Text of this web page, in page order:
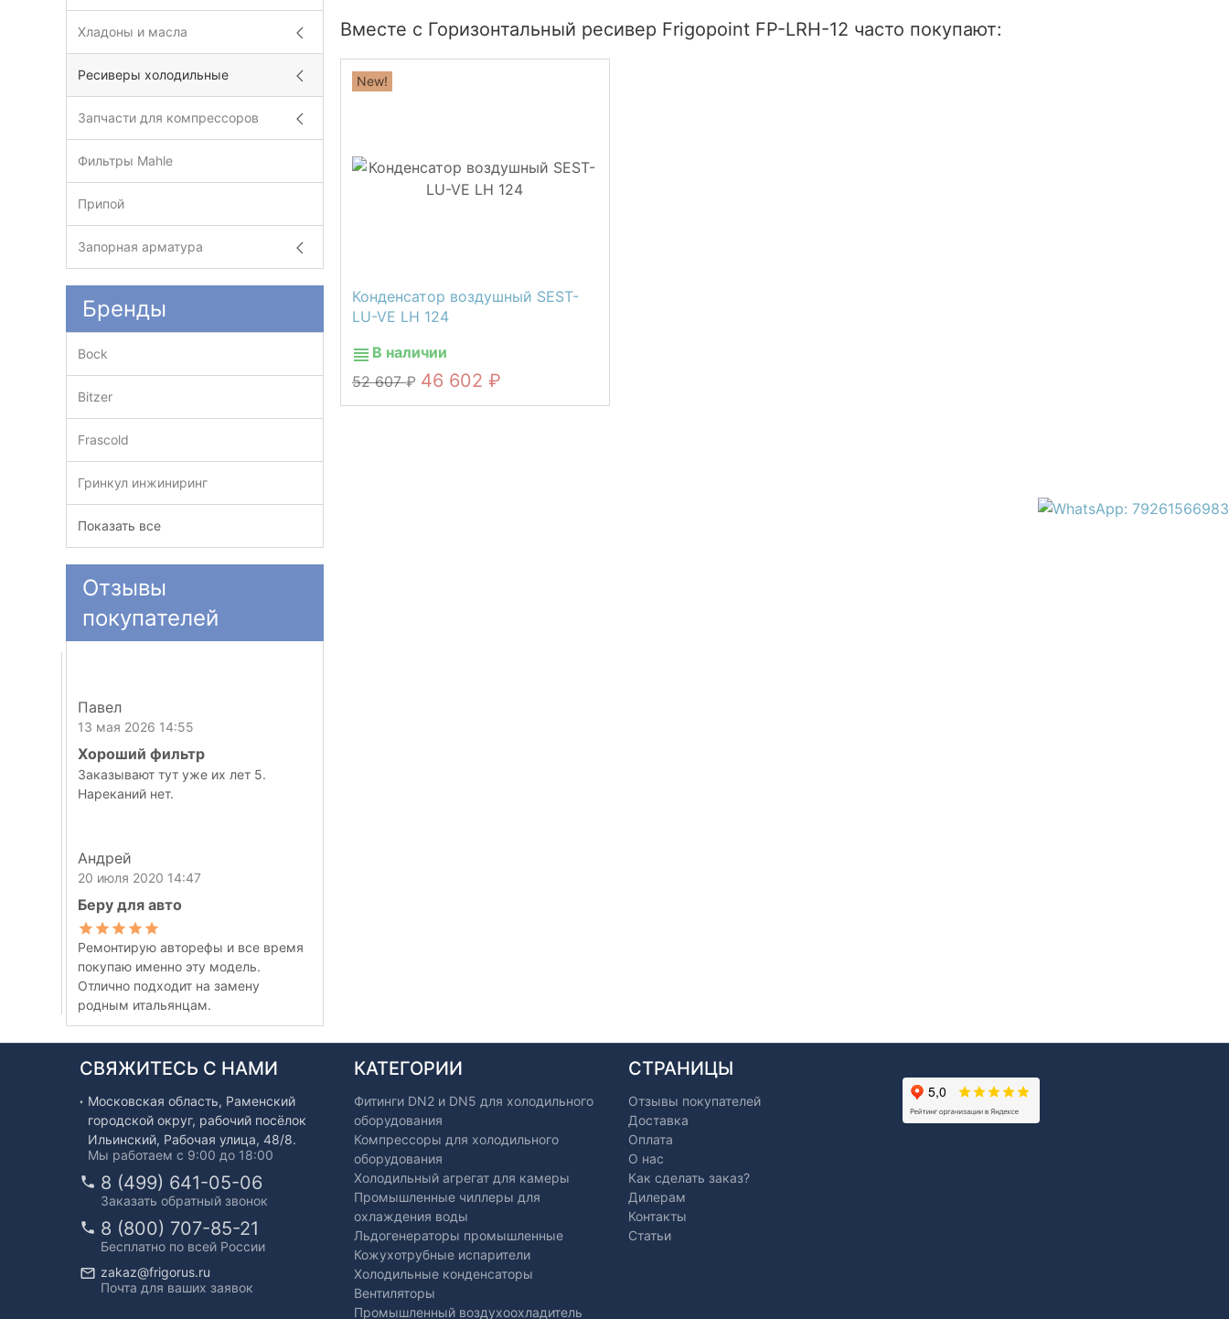
Вместе с Горизонтальный ресивер Frigopoint FP-LRH-12 часто покупают:
Конденсатор воздушный SEST-
LU-VE LH 124
В наличии
52 607
46 602
New!
Хладоны и масла
Ресиверы холодильные
Запчасти для компрессоров
Фильтры Mahle
Припой
Запорная арматура
Бренды
Bock
Bitzer
Frascold
Гринкул инжиниринг
Показать все
Отзывы
покупателей
Павел
13 мая 2026 14:55
Хороший фильтр
Заказывают тут уже их лет 5.
Нареканий нет.
Андрей
20 июля 2020 14:47
Беру для авто
Ремонтирую авторефы и все время
покупаю именно эту модель.
Отлично подходит на замену
родным итальянцам.
СВЯЖИТЕСЬ С НАМИ
Московская область, Раменский
городской округ, рабочий посёлок
Ильинский, Рабочая улица, 48/8.
Мы работаем с 9:00 до 18:00
8 (499) 641-05-06
Заказать обратный звонок
8 (800) 707-85-21
Бесплатно по всей России
zakaz@frigorus.ru
Почта для ваших заявок
КАТЕГОРИИ
Фитинги DN2 и DN5 для холодильного
оборудования
Компрессоры для холодильного
оборудования
Холодильный агрегат для камеры
Промышленные чиллеры для
охлаждения воды
Льдогенераторы промышленные
Кожухотрубные испарители
Холодильные конденсаторы
Вентиляторы
Промышленный воздухоохладитель
СТРАНИЦЫ
Отзывы покупателей
Доставка
Оплата
О нас
Как сделать заказ?
Дилерам
Контакты
Статьи